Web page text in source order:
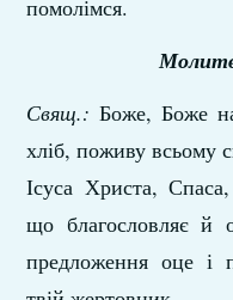
помолімся.
Свящ.: Боже, Боже
хліб, поживу всьому
Ісуса Христа,
що благословляє й
предложення оце і